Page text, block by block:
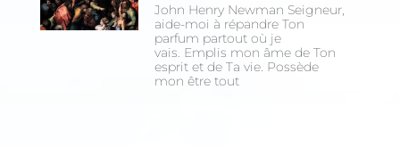
John Henry Newman Seigneur,
aide-moi à répandre Ton
parfum partout où je
vais. Emplis mon âme de Ton
esprit et de Ta vie. Possède
mon être tout